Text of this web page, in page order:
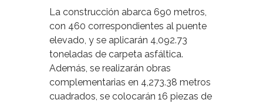
La construcción abarca 690 metros,
con 460 correspondientes al puente
elevado, y se aplicarán 4,092.73
toneladas de carpeta asfáltica.
Además, se realizarán obras
complementarias en 4,273.38 metros
cuadrados, se colocarán 16 piezas de